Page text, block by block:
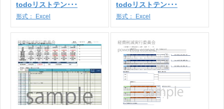
todoリストテン･･･
形式： Excel
todoリストテン･･･
形式： Excel